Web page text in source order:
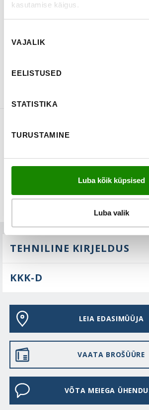
kasutamise käigus.
valik
VAJALIK
EELISTUSED
STATISTIKA
TURUSTAMINE
Luba kõik küpsised
Luba valik
LEIA EDASIMÜÜJA
BROŠÜÜRE
TEHNILINE KIRJELDUS
KKK-D
LEIA EDASIMÜÜJA
VAATA BROŠÜÜRE
VÕTA MEIEGA